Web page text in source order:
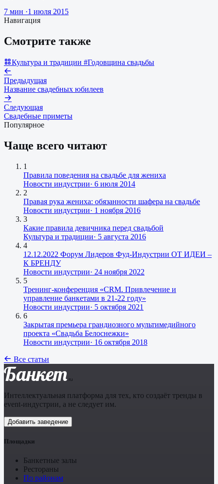
7 мин ·1 июля 2015
Навигация
Смотрите также
Культура и традиции #Годовщина свадьбы
Предыдущая
Название свадебных юбилеев
Следующая
Свадебные приметы
Популярное
Чаще всего читают
1
Правила поведения на свадьбе для жениха
Новости индустрии· 6 июля 2014
2
Правая рука жениха: обязанности шафера на свадьбе
Новости индустрии· 1 ноября 2016
3
Какие правила девичника перед свадьбой
Культура и традиции· 5 августа 2016
4
12.12.2022 Форум Лидеров Фуд-Индустрии ОТ ИДЕИ –
К БРЕНДУ
Новости индустрии· 24 ноября 2022
5
Тренинг-конференция «CRM. Привлечение и
управление банкетами в 21-22 году»
Новости индустрии· 5 октября 2021
6
Закрытая премьера грандиозного мультимедийного
проекта «Свадьба Белоснежки»
Новости индустрии· 16 октября 2018
Все статьи
Банкет .ru
Интеллектуальная платформа для тех, кто создаёт тренды в
event-индустрии, а не следует им.
Добавить заведение
Площадки
Банкетные залы
Рестораны
По районам